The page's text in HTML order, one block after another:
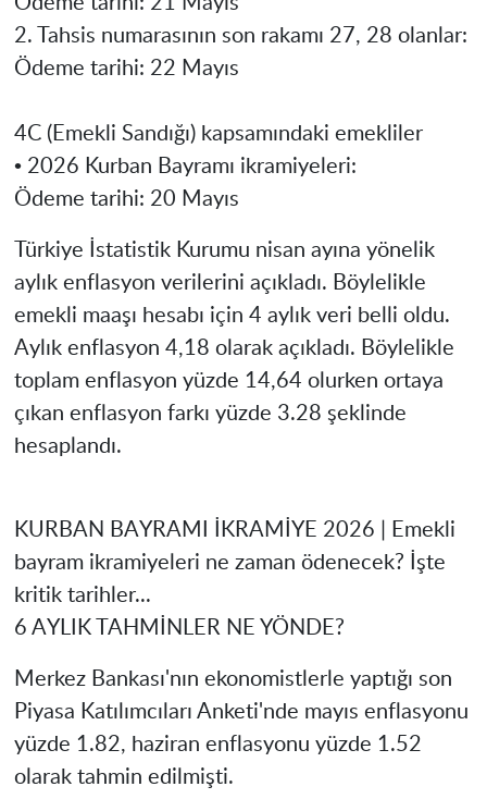
2. Tahsis numarasının son rakamı 27, 28 olanlar:
Ödeme tarihi: 22 Mayıs
4C (Emekli Sandığı) kapsamındaki emekliler
• 2026 Kurban Bayramı ikramiyeleri:
Ödeme tarihi: 20 Mayıs
Türkiye İstatistik Kurumu nisan ayına yönelik
aylık enflasyon verilerini açıkladı. Böylelikle
emekli maaşı hesabı için 4 aylık veri belli oldu.
Aylık enflasyon 4,18 olarak açıkladı. Böylelikle
toplam enflasyon yüzde 14,64 olurken ortaya
çıkan enflasyon farkı yüzde 3.28 şeklinde
hesaplandı.
KURBAN BAYRAMI İKRAMİYE 2026 | Emekli
bayram ikramiyeleri ne zaman ödenecek? İşte
kritik tarihler...
6 AYLIK TAHMİNLER NE YÖNDE?
Merkez Bankası'nın ekonomistlerle yaptığı son
Piyasa Katılımcıları Anketi'nde mayıs enflasyonu
yüzde 1.82, haziran enflasyonu yüzde 1.52
olarak tahmin edilmişti.